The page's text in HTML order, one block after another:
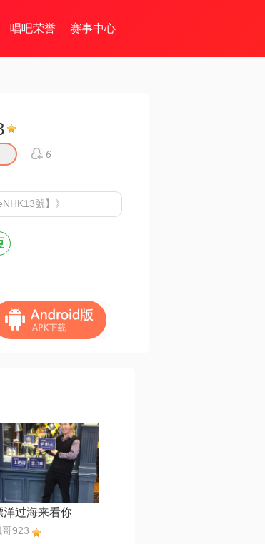
唱吧荣誉 赛事中心
6
號】》
洋过海来看你
哥923